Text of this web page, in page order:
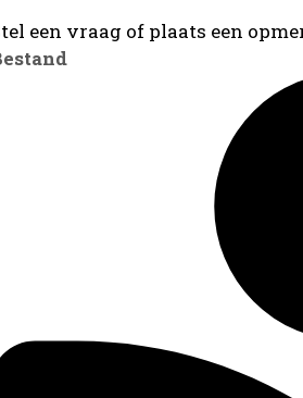
een vraag of plaats een